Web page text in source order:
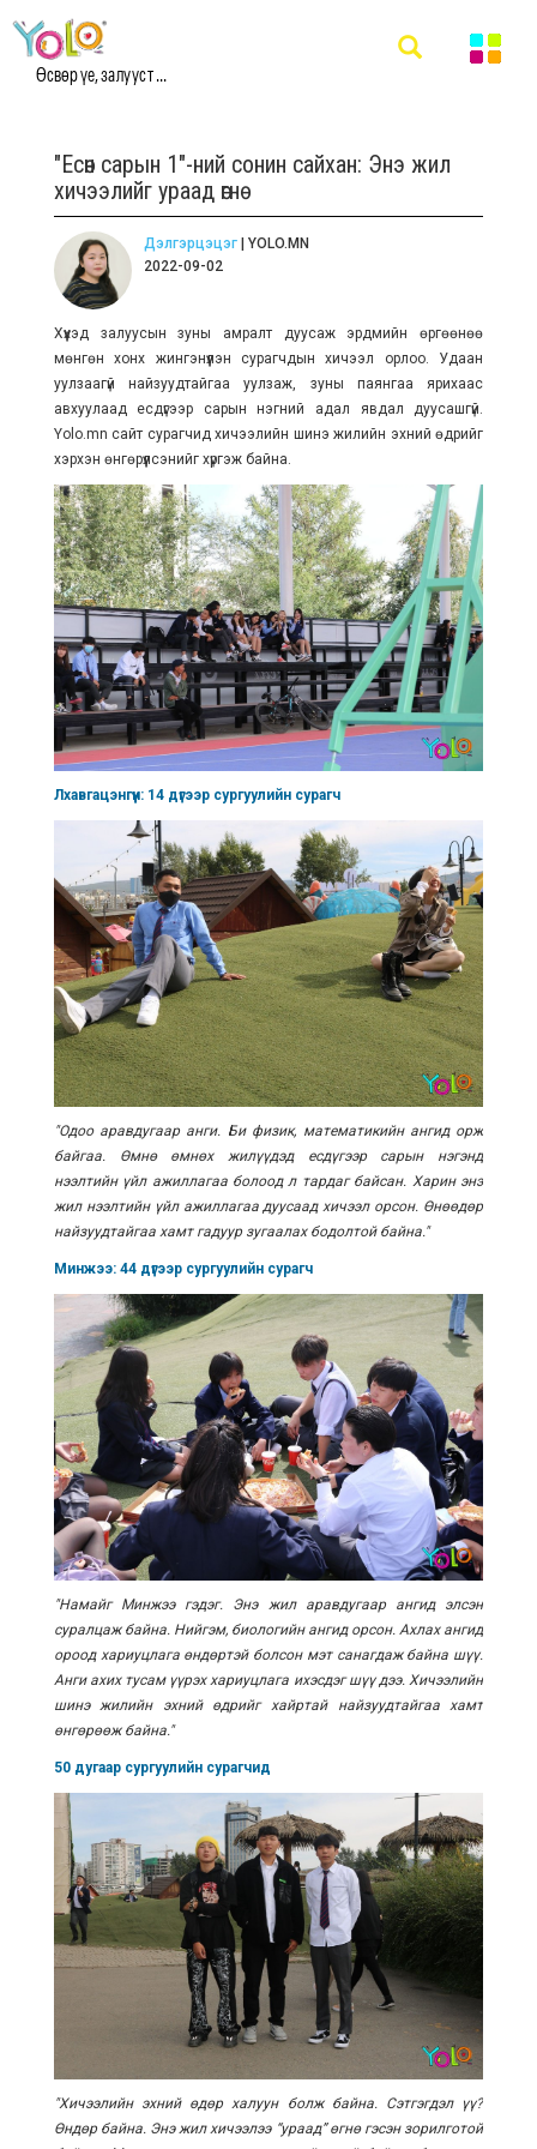
Өсвөр үе, залууст ...
"Есөн сарын 1"-ний сонин сайхан: Энэ жил
хичээлийг ураад өгнө
Дэлгэрцэцэг| YOLO.MN
2022-09-02
Хүүхэд залуусын зуны амралт дуусаж эрдмийн өргөөнөө
мөнгөн хонх жингэнүүлэн сурагчдын хичээл орлоо. Удаан
уулзаагүй найзуудтайгаа уулзаж, зуны паянгаа ярихаас
авхуулаад есдүгээр сарын нэгний адал явдал дуусашгүй.
Yolo.mn сайт сурагчид хичээлийн шинэ жилийн эхний өдрийг
хэрхэн өнгөрүүлсэнийг хүргэж байна.
Лхавгацэнгүүн: 14 дүгээр сургуулийн сурагч
"Одоо аравдугаар анги. Би физик, математикийн ангид орж
байгаа. Өмнө өмнөх жилүүдэд есдүгээр сарын нэгэнд
нээлтийн үйл ажиллагаа болоод л тардаг байсан. Харин энэ
жил нээлтийн үйл ажиллагаа дуусаад хичээл орсон. Өнөөдөр
найзуудтайгаа хамт гадуур зугаалах бодолтой байна."
Минжээ: 44 дүгээр сургуулийн сурагч
"Намайг Минжээ гэдэг. Энэ жил аравдугаар ангид элсэн
суралцаж байна. Нийгэм, биологийн ангид орсон. Ахлах ангид
ороод хариуцлага өндөртэй болсон мэт санагдаж байна шүү.
Анги ахих тусам үүрэх хариуцлага ихэсдэг шүү дээ. Хичээлийн
шинэ жилийн эхний өдрийг хайртай найзуудтайгаа хамт
өнгөрөөж байна."
50 дугаар сургуулийн сурагчид
"Хичээлийн эхний өдөр халуун болж байна. Сэтгэгдэл үү?
Өндөр байна. Энэ жил хичээлээ “ураад” өгнө гэсэн зорилготой